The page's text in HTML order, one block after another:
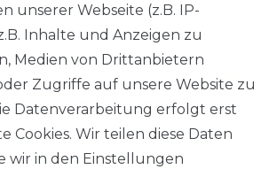
unserer Webseite (z.B. IP-
Inhalte und Anzeigen zu
Medien von Drittanbietern
Zugriffe auf unsere Website zu
Datenverarbeitung erfolgt erst
Cookies. Wir teilen diese Daten
wir in den Einstellungen